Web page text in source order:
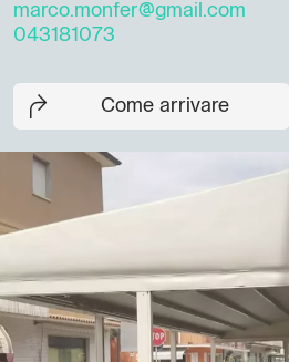
marco.monfer@gmail.com
043181073
Come arrivare